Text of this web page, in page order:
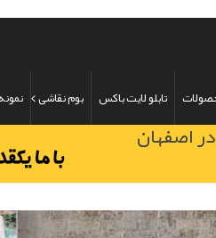
تابلو لایت باکس بوم نقاشی
اصفهان